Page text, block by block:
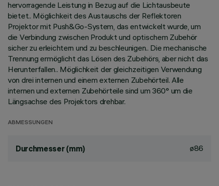
hervorragende Leistung in Bezug auf die Lichtausbeute
bietet.. Möglichkeit des Austauschs der Reflektoren
Projektor mit Push&Go-System, das entwickelt wurde, um
die Verbindung zwischen Produkt und optischem Zubehör
sicher zu erleichtern und zu beschleunigen.. Die mechanische
Trennung ermöglicht das Lösen des Zubehörs, aber nicht das
Herunterfallen.. Möglichkeit der gleichzeitigen Verwendung
von drei internen und einem externen Zubehörteil. Alle
internen und externen Zubehörteile sind um 360° um die
Längsachse des Projektors drehbar.
ABMESSUNGEN
Durchmesser (mm) ø86